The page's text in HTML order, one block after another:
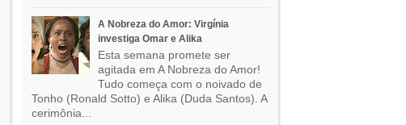
A Nobreza do Amor: Virgínia
investiga Omar e Alika
Esta semana promete ser
agitada em A Nobreza do Amor!
Tudo começa com o noivado de
Tonho (Ronald Sotto) e Alika (Duda Santos). A
cerimônia...